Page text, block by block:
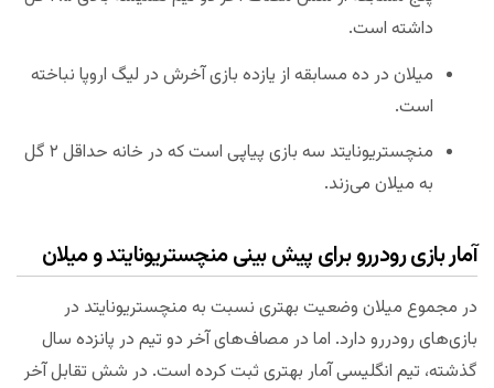
داشته است.
میلان در ده مسابقه از یازده بازی آخرش در لیگ اروپا نباخته
است.
منچستریونایتد سه بازی پیاپی است که در خانه حداقل ۲ گل
به میلان می‌زند.
آمار بازی رودررو برای پیش بینی منچستریونایتد و میلان
در مجموع میلان وضعیت بهتری نسبت به منچستریونایتد در
بازی‌های رودررو دارد. اما در مصاف‌های آخر دو تیم در پانزده سال
گذشته، تیم انگلیسی آمار بهتری ثبت کرده است. در شش تقابل آخر